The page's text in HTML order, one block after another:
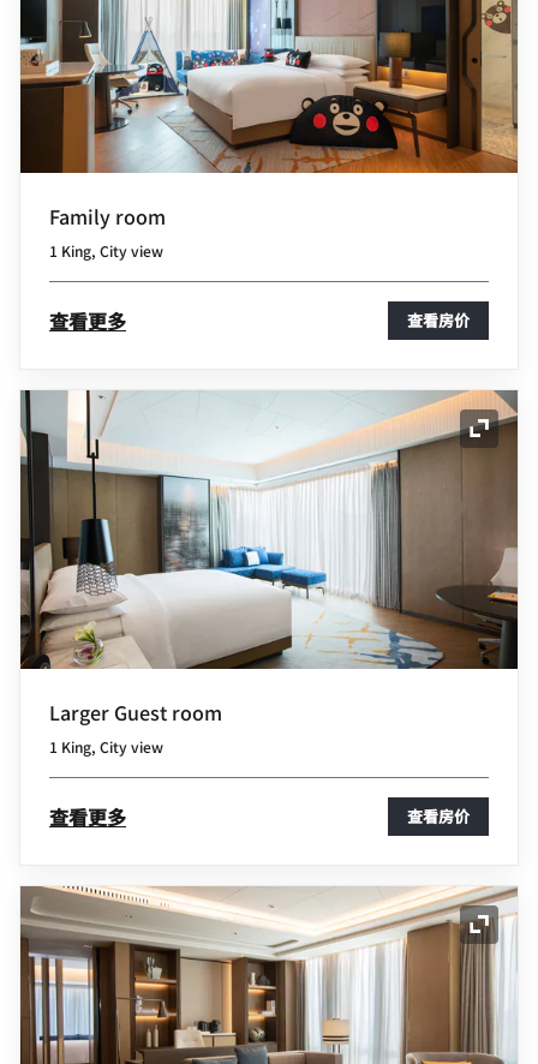
Family room
1 King, City view
查看更多 查看房价
展开
Larger Guest room
1 King, City view
查看更多 查看房价
展开